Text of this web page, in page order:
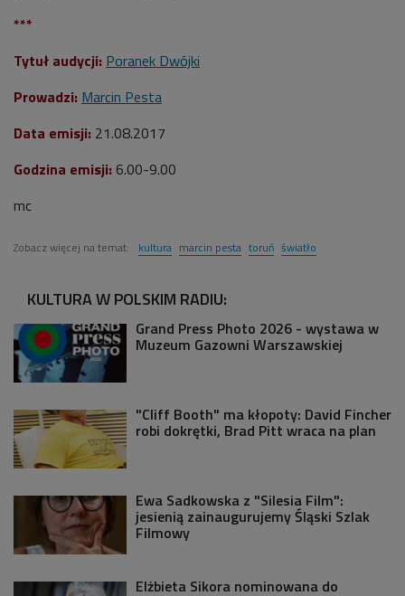
***
Tytuł audycji: Poranek Dwójki
Prowadzi: Marcin Pesta
Data emisji: 21.08.2017
Godzina emisji: 6.00-9.00
mc
Zobacz więcej na temat: kultura marcin pesta toruń światło
KULTURA W POLSKIM RADIU:
Grand Press Photo 2026 - wystawa w
Muzeum Gazowni Warszawskiej
"Cliff Booth" ma kłopoty: David Fincher
robi dokrętki, Brad Pitt wraca na plan
Ewa Sadkowska z "Silesia Film":
jesienią zainaugurujemy Śląski Szlak
Filmowy
Elżbieta Sikora nominowana do